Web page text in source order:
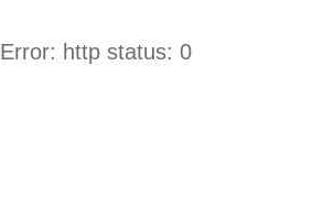
Error: http status: 0